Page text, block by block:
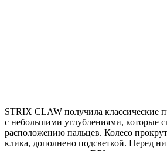
STRIX CLAW получила классические
с небольшими углублениями, которые
расположению пальцев. Колесо
клика, дополнено подсветкой. Перед